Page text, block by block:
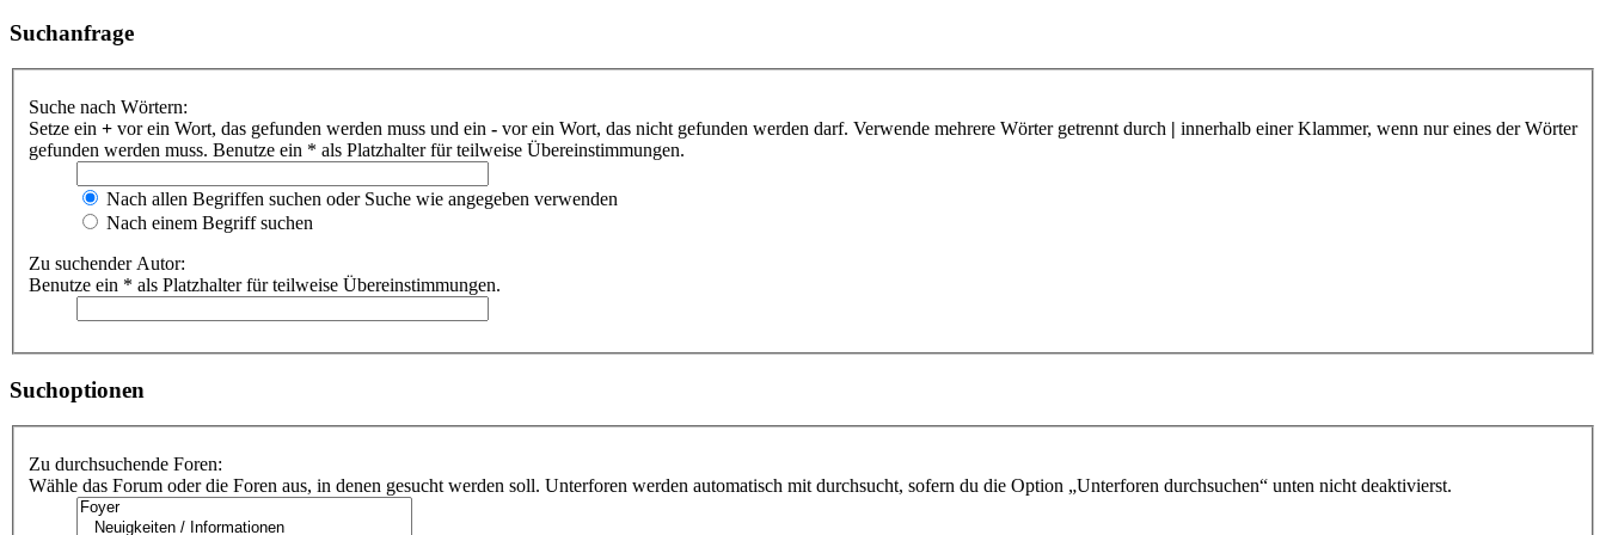
Suchanfrage
Suche nach Wörtern:
Setze ein + vor ein Wort, das gefunden werden muss und ein - vor ein Wort, das nicht gefunden werden darf. Verwende mehrere Wörter getrennt durch | innerhalb einer Klammer, wenn nur eines der Wörter
gefunden werden muss. Benutze ein * als Platzhalter für teilweise Übereinstimmungen.
Nach allen Begriffen suchen oder Suche wie angegeben verwenden
Nach einem Begriff suchen
Zu suchender Autor:
Benutze ein * als Platzhalter für teilweise Übereinstimmungen.
Suchoptionen
Zu durchsuchende Foren:
Wähle das Forum oder die Foren aus, in denen gesucht werden soll. Unterforen werden automatisch mit durchsucht, sofern du die Option „Unterforen durchsuchen“ unten nicht deaktivierst.